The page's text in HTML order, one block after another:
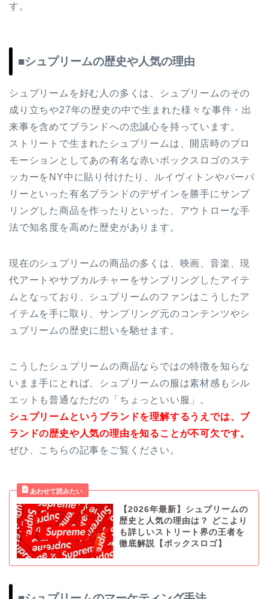
す。
■シュプリームの歴史や人気の理由
シュプリームを好む人の多くは、シュプリームのその
成り立ちや27年の歴史の中で生まれた様々な事件・出
来事を含めてブランドへの忠誠心を持っています。
ストリートで生まれたシュプリームは、開店時のプロ
モーションとしてあの有名な赤いボックスロゴのステ
ッカーをNY中に貼り付けたり、ルイヴィトンやバーバ
リーといった有名ブランドのデザインを勝手にサンプ
リングした商品を作ったりといった、アウトローな手
法で知名度を高めた歴史があります。
現在のシュプリームの商品の多くは、映画、音楽、現
代アートやサブカルチャーをサンプリングしたアイテ
ムとなっており、シュプリームのファンはこうしたア
イテムを手に取り、サンプリング元のコンテンツやシ
ュプリームの歴史に想いを馳せます。
こうしたシュプリームの商品ならではの特徴を知らな
いまま手にとれば、シュプリームの服は素材感もシル
エットも普通なただの「ちょっといい服」。
シュプリームというブランドを理解するうえでは、ブ
ランドの歴史や人気の理由を知ることが不可欠です。
ぜひ、こちらの記事をご覧ください。
【2026年最新】シュプリームの
歴史と人気の理由は？ どこより
も詳しいストリート界の王者を
徹底解説【ボックスロゴ】